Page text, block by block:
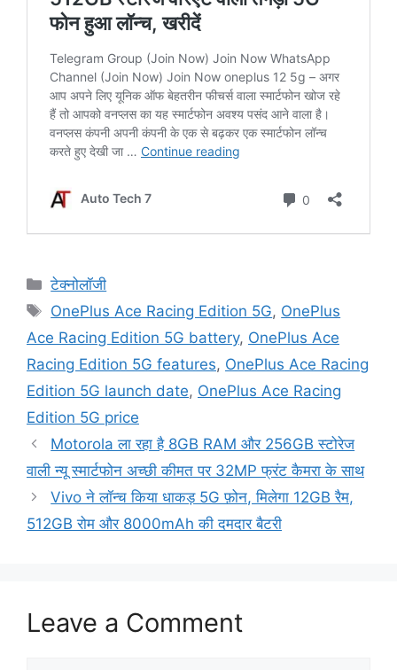
Categories
टेक्नोलॉजी
Tags
OnePlus Ace Racing Edition 5G, OnePlus
Ace Racing Edition 5G battery, OnePlus Ace
Racing Edition 5G features, OnePlus Ace Racing
Edition 5G launch date, OnePlus Ace Racing
Edition 5G price
Motorola ला रहा है 8GB RAM और 256GB स्टोरेज
वाली न्यू स्मार्टफोन अच्छी कीमत पर 32MP फ्रंट कैमरा के साथ
Vivo ने लॉन्च किया धाकड़ 5G फ़ोन, मिलेगा 12GB रैम,
512GB रोम और 8000mAh की दमदार बैटरी
Leave a Comment